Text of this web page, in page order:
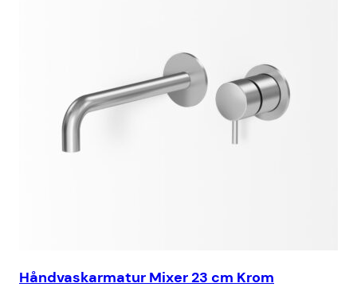
Håndvaskarmatur Mixer 23 cm Krom